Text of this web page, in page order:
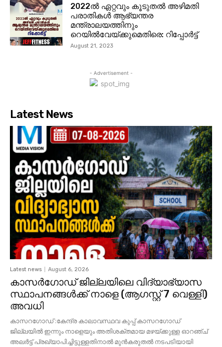
2022ൽ ഏറ്റവും കൂടുതൽ അഴിമതി
പരാതികൾ ആഭ്യന്തര
മന്ത്രാലയത്തിനും
റെയിൽവേയ്ക്കുമെതിരെ: റിപ്പോർട്ട്
August 21, 2023
- Advertisement -
Latest News
Latest news August 6, 2026
കാസര്‍ഗോഡ്‌ ജില്ലയിലെ വിദ്യാഭ്യാസ
സ്ഥാപനങ്ങള്‍ക്ക് നാളെ (ആഗസ്റ്റ് 7 വെള്ളി)
അവധി
കാസറഗോഡ് :കേന്ദ്ര കാലാവസ്ഥവ കുപ്പ് കാസറഗോഡ്
ജില്ലയിൽ ഇന്നും നാളെയും അതിശക്തമായ മഴയ്ക്കുള്ള ഓറഞ്ച്
അലർട്ട് പ്രഖ്യാപിച്ചിട്ടുള്ളതിനാൽ മുൻകരുതൽ നടപടിയായി